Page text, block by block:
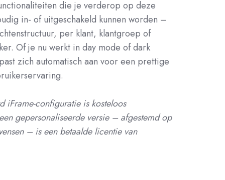
die je verderop op deze
in- of uitgeschakeld kunnen worden –
per klant, klantgroep of
Of je nu werkt in day mode of dark
zich automatisch aan voor een prettige
iFrame-configuratie is kosteloos
gepersonaliseerde versie – afgestemd op
– is een betaalde licentie van